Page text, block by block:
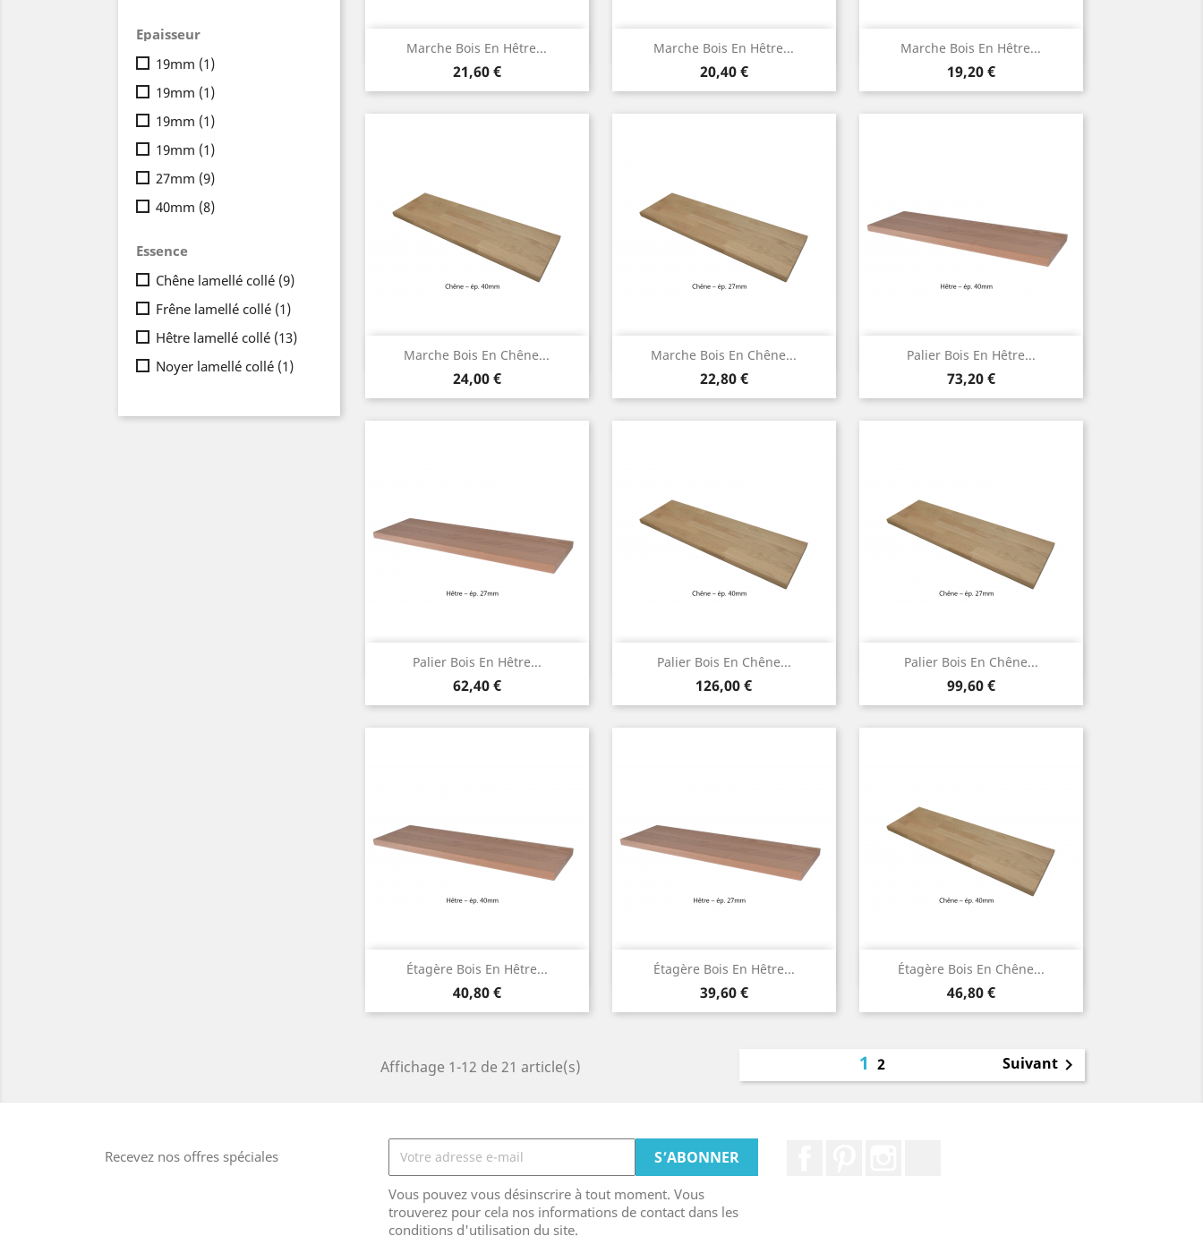
Epaisseur
19mm (1)
19mm (1)
19mm (1)
19mm (1)
27mm (9)
40mm (8)
Essence
Chêne lamellé collé (9)
Frêne lamellé collé (1)
Hêtre lamellé collé (13)
Noyer lamellé collé (1)
Marche Bois En Hêtre...
Prix
21,60 €
Aperçu rapide Marche Bois En Hêtre...
Prix
20,40 €
Aperçu rapide Marche Bois En Hêtre...
Prix
19,20 €
Aperçu rapide
Marche Bois En Chêne...
Prix
24,00 €
Aperçu rapide Marche Bois En Chêne...
Prix
22,80 €
Aperçu rapide Palier Bois En Hêtre...
Prix
73,20 €
Aperçu rapide
Palier Bois En Hêtre...
Prix
62,40 €
Aperçu rapide Palier Bois En Chêne...
Prix
126,00 €
Aperçu rapide Palier Bois En Chêne...
Prix
99,60 €
Aperçu rapide
Étagère Bois En Hêtre...
Prix
40,80 €
Aperçu rapide Étagère Bois En Hêtre...
Prix
39,60 €
Aperçu rapide Étagère Bois En Chêne...
Prix
46,80 €
Aperçu rapide
Affichage 1-12 de 21 article(s) 12 Suivant
Recevez nos offres spéciales
Vous pouvez vous désinscrire à tout moment. Vous
trouverez pour cela nos informations de contact dans les
conditions d'utilisation du site.